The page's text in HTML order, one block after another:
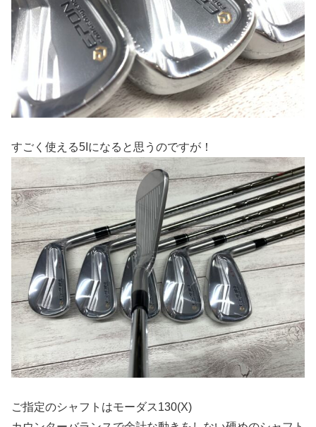
すごく使える5Iになると思うのですが！
ご指定のシャフトはモーダス130(X)